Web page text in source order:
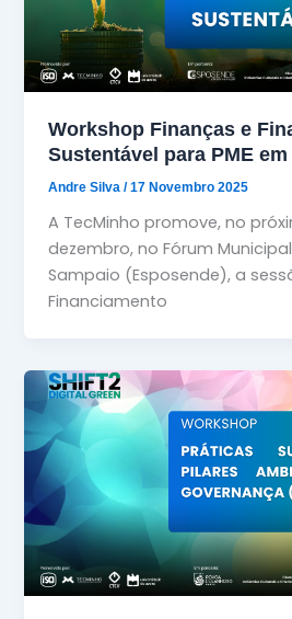
Workshop Finanças e
Sustentável para PME
Andre Silva/17 Novembro 2025
A TecMinho promove, no
dezembro, no Fórum
Sampaio (Esposende), a
Financiamento